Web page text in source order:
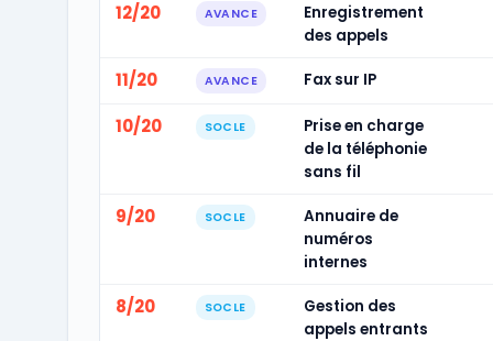
12/20 AVANCE
Enregistrement
des appels
11/20 AVANCE Fax sur IP
10/20 SOCLE
Prise en charge
de la téléphonie
sans fil
9/20 SOCLE
Annuaire de
numéros
internes
8/20 SOCLE
Gestion des
appels entrants